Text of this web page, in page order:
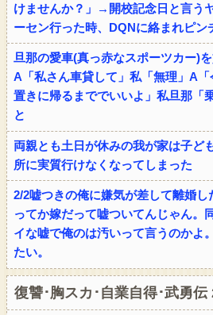
けませんか？」→開校記念日と言う
ーセン行った時、DQNに絡まれピ
旦那の愛車(真っ赤なスポーツカー)
A「私さん車貸して」私「無理」A
置きに帰るまででいいよ」私旦那「
と
両親とも土日が休みの我が家は子ど
所に実質行けなくなってしまった
2/2嘘つきの俺に嫌気が差して離婚し
ってか嫁だって嘘ついてんじゃん。
イな嘘で俺のは汚いって言うのかよ
たい。
復讐･胸スカ･自業自得･武勇伝